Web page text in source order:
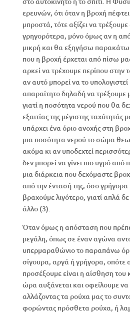
ερευνών, ότι όταν η βροχή
μπροστά, τότε αξίζει να
γρηγορότερα, μόνο όμως αν η
μικρή και θα εξηγήσω παρακάτω
που η βροχή έρχεται από πίσω
αρκεί να τρέχουμε περίπου στην
αν αυτό μπορεί να το υπολογιστεί
απαραίτητο δηλαδή να τρέξουμε
γιατί η ποσότητα νερού που θα
εξαιτίας της μέγιστης ταχύτητάς
υπάρχει ένα όριο ανοχής στη
μια ποσότητα νερού το σώμα
ακόμα κι αν υποδεχτεί
δεν μπορεί να γίνει πιο υγρό από
μια διάρκεια που δεχόμαστε
από την έντασή της, όσο γρήγορα
βραχούμε λιγότερο, γιατί απλά
άλλο (3).
Όταν όμως η απόσταση που
μεγάλη, όπως σε έναν αγώνα
υπερμαραθώνιο το παραπάνω
σίγουρα, αργά ή γρήγορα, οπότε
προσέξουμε είναι η αίσθηση
ώρα αυξάνεται και οφείλουμε
αλλάζοντας τα ρούχα μας το
φορώντας πρόσθετα ρούχα, ή